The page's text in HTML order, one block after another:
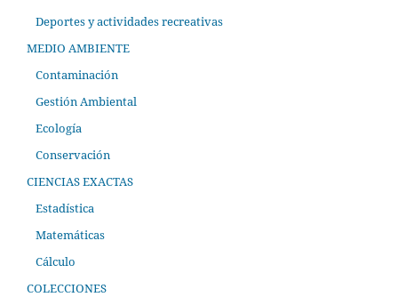
Deportes y actividades recreativas
MEDIO AMBIENTE
Contaminación
Gestión Ambiental
Ecología
Conservación
CIENCIAS EXACTAS
Estadística
Matemáticas
Cálculo
COLECCIONES